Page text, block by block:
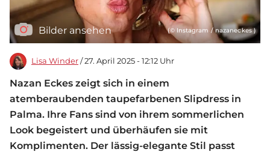
Bilder ansehen (© Instagram / nazaneckes )
Lisa Winder / 27. April 2025 - 12:12 Uhr
Nazan Eckes zeigt sich in einem
atemberaubenden taupefarbenen Slipdress in
Palma. Ihre Fans sind von ihrem sommerlichen
Look begeistert und überhäufen sie mit
Komplimenten. Der lässig-elegante Stil passt